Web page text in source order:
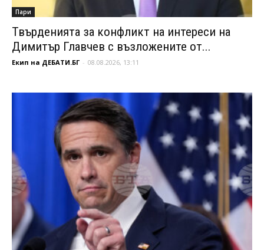
Пари
Твърденията за конфликт на интереси на
Димитър Главчев с възложените от...
Екип на ДЕБАТИ.БГ - 08.08.2026, 13:11